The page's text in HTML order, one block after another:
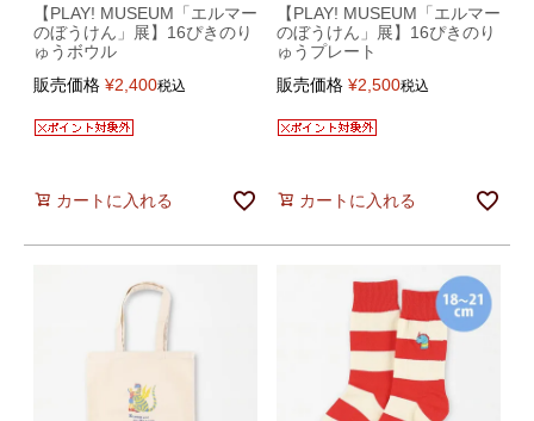
【PLAY! MUSEUM「エルマー
のぼうけん」展】16ぴきのり
ゅうボウル
販売価格 ¥2,400税込
カートに入れる
【PLAY! MUSEUM「エルマー
のぼうけん」展】16ぴきのり
ゅうプレート
販売価格 ¥2,500税込
カートに入れる